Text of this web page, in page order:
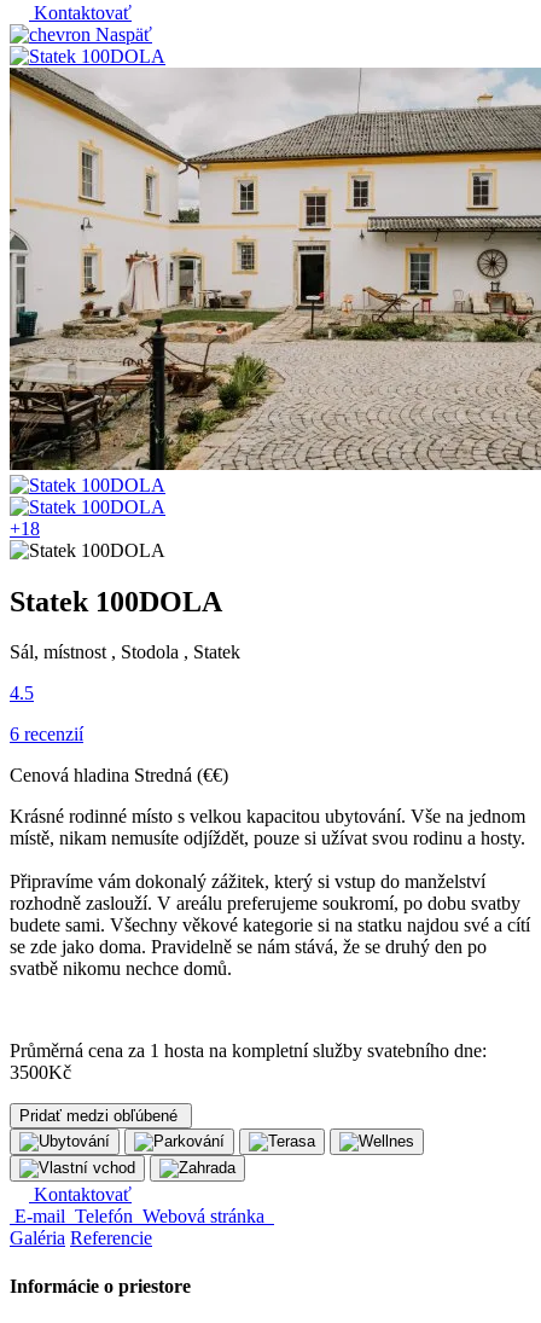
Kontaktovať
Naspäť
+18
Statek 100DOLA
Sál, místnost , Stodola , Statek
4.5
6 recenzií
Cenová hladina Stredná (€€)
Krásné rodinné místo s velkou kapacitou ubytování. Vše na jednom
místě, nikam nemusíte odjíždět, pouze si užívat svou rodinu a hosty.
Připravíme vám dokonalý zážitek, který si vstup do manželství
rozhodně zaslouží. V areálu preferujeme soukromí, po dobu svatby
budete sami. Všechny věkové kategorie si na statku najdou své a cítí
se zde jako doma. Pravidelně se nám stává, že se druhý den po
svatbě nikomu nechce domů.
Průměrná cena za 1 hosta na kompletní služby svatebního dne:
3500Kč
Pridať medzi obľúbené
Kontaktovať
E-mail Telefón Webová stránka
Galéria Referencie
Informácie o priestore